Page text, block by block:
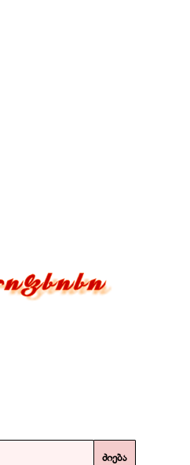
ძიება